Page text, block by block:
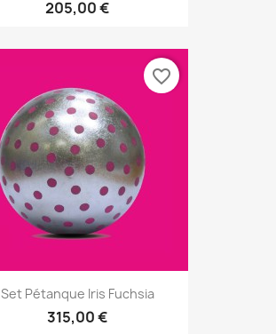
205,00 €
Set Pétanque Iris Fuchsia
315,00 €
favorite_border